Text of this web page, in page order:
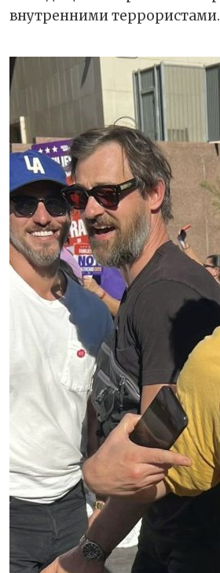
внутренними террористами.